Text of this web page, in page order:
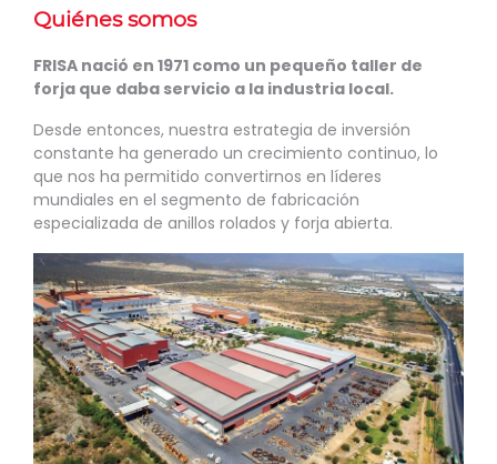
Quiénes somos
FRISA nació en 1971 como un pequeño taller de
forja que daba servicio a la industria local.
Desde entonces, nuestra estrategia de inversión
constante ha generado un crecimiento continuo, lo
que nos ha permitido convertirnos en líderes
mundiales en el segmento de fabricación
especializada de anillos rolados y forja abierta.